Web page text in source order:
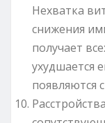
Нехватка
снижения
получает
ухудшается
появляются